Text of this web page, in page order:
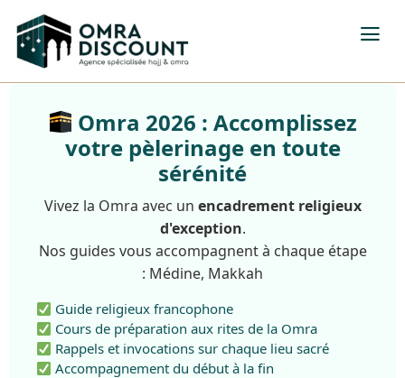
Omra 2026 : Accomplissez
votre pèlerinage en toute
sérénité
Vivez la Omra avec un encadrement religieux
d'exception.
Nos guides vous accompagnent à chaque étape
: Médine, Makkah
Guide religieux francophone
Cours de préparation aux rites de la Omra
Rappels et invocations sur chaque lieu sacré
Accompagnement du début à la fin